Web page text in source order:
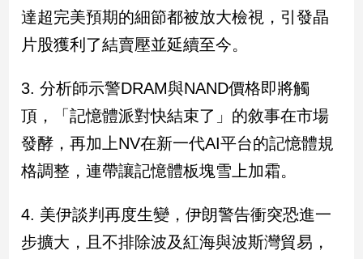
台
灣
觀
娛
樂
樂
星
聞
達超完美預期的細節都被放大檢視，引發晶
片股獲利了結賣壓並延續至今。
3. 分析師示警DRAM與NAND價格即將觸
頂，「記憶體派對快結束了」的敘事在市場
發酵，再加上NV在新一代AI平台的記憶體規
格調整，連帶讓記憶體板塊雪上加霜。
4. 美伊談判再度生變，伊朗警告衝突恐進一
步擴大，且不排除波及紅海與波斯灣貿易，